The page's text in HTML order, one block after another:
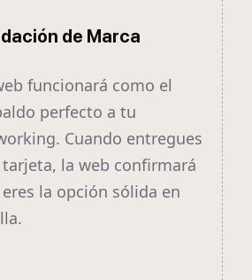
de Marca
funcionará como el
perfecto a tu
Cuando entregues
la web confirmará
la opción sólida en